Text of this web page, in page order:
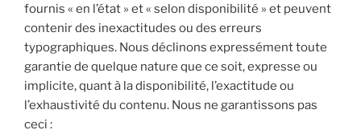
fournis « en l’état » et « selon disponibilité » et peuvent
contenir des inexactitudes ou des erreurs
typographiques. Nous déclinons expressément toute
garantie de quelque nature que ce soit, expresse ou
implicite, quant à la disponibilité, l’exactitude ou
l’exhaustivité du contenu. Nous ne garantissons pas
ceci :